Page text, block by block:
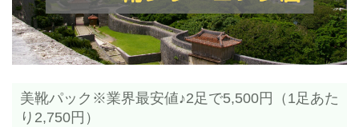
美靴パック※業界最安値♪2足で5,500円（1足あた
り2,750円）